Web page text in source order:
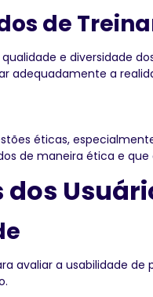
de
e diversidade
adequadamente a
éticas,
de maneira ética e
avaliar a usabilidade